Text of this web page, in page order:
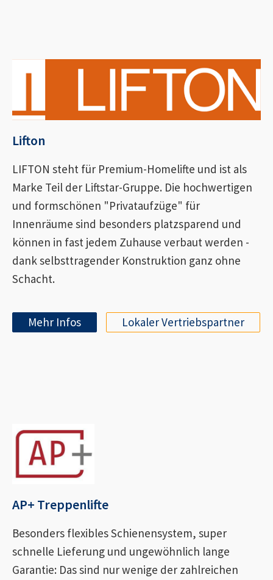
Lifton
LIFTON steht für Premium-Homelifte und ist als
Marke Teil der Liftstar-Gruppe. Die hochwertigen
und formschönen "Privataufzüge" für
Innenräume sind besonders platzsparend und
können in fast jedem Zuhause verbaut werden -
dank selbsttragender Konstruktion ganz ohne
Schacht.
Mehr Infos Lokaler Vertriebspartner
AP+ Treppenlifte
Besonders flexibles Schienensystem, super
schnelle Lieferung und ungewöhnlich lange
Garantie: Das sind nur wenige der zahlreichen